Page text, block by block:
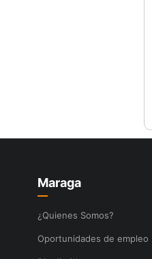
Maraga
¿Quienes Somos?
Oportunidades de empleo